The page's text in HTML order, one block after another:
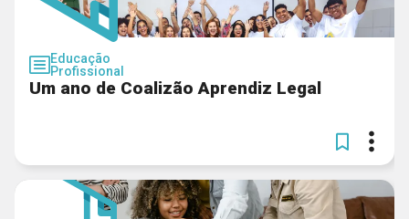
Educação
Profissional
Um ano de Coalizão Aprendiz Legal